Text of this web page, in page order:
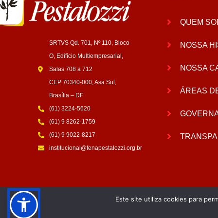
SRTVS Qd. 701, Nº 110, Bloco
O, Edifício Multiempresarial,
Salas 708 a 712
CEP 70340-000, Asa Sul,
Brasília – DF
(61) 3224-5620
(61) 9 8262-1759
(61) 9 9022-8217
institucional@fenapestalozzi.org.br
QUEM
NOSSA
NOSSA
ÁREAS
Este site utiliza cookies para